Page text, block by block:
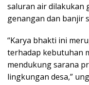
saluran air dilakukan
genangan dan banjir
“Karya bhakti ini
terhadap kebutuhan
mendukung sarana
lingkungan desa,”